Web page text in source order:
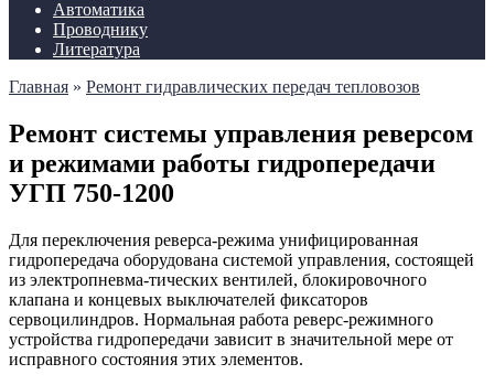
Автоматика
Проводнику
Литература
Главная » Ремонт гидравлических передач тепловозов
Ремонт системы управления реверсом
и режимами работы гидропередачи
УГП 750-1200
Для переключения реверса-режима унифицированная
гидропередача оборудована системой управления, состоящей
из электропневма-тических вентилей, блокировочного
клапана и концевых выключателей фиксаторов
сервоцилиндров. Нормальная работа реверс-режимного
устройства гидропередачи зависит в значительной мере от
исправного состояния этих элементов.